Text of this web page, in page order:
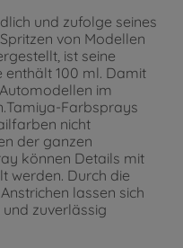
und zufolge seines
von Modellen
ist seine
enthält 100 ml. Damit
im
Farbsprays
nicht
der ganzen
können Details mit
werden. Durch die
lassen sich
zuverlässig